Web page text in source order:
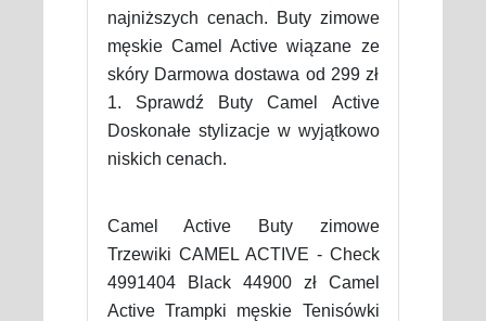
najniższych cenach. Buty zimowe
męskie Camel Active wiązane ze
skóry Darmowa dostawa od 299 zł
1. Sprawdź Buty Camel Active
Doskonałe stylizacje w wyjątkowo
niskich cenach.
Camel Active Buty zimowe
Trzewiki CAMEL ACTIVE - Check
4991404 Black 44900 zł Camel
Active Trampki męskie Tenisówki